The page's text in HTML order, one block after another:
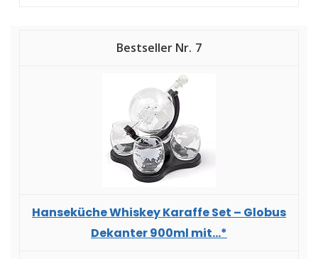
7
Hanseküche Whiskey Karaffe Set – Globus
Dekanter 900ml mit...*